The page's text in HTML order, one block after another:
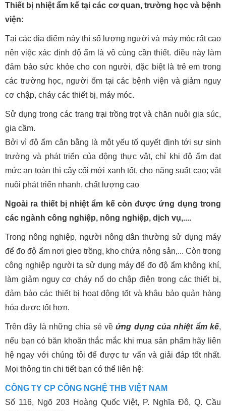
Thiết bị nhiệt ẩm kế tại các cơ quan, trường học và bệnh
viện:
Tại các địa điểm này thì số lượng người và máy móc rất cao
nên việc xác định độ ẩm là vô củng cần thiết. điều này làm
đảm bảo sức khỏe cho con người, đặc biệt là trẻ em trong
các trường học, người ốm tại các bệnh viện và giảm nguy
cơ chập, cháy các thiết bị, máy móc.
Sử dụng trong các trang trại trồng trọt và chăn nuôi gia súc,
gia cầm.
Bởi vì độ ẩm cân bằng là một yếu tố quyết định tới sự sinh
trưởng và phát triển của động thực vật, chỉ khi độ ẩm đạt
mức an toàn thì cây cối mới xanh tốt, cho năng suất cao; vật
nuôi phát triển nhanh, chất lượng cao
Ngoài ra thiết bị nhiệt ẩm kế còn được ứng dụng trong
các ngành công nghiệp, nông nghiệp, dịch vụ,....
Trong nông nghiệp, người nông dân thường sử dụng máy
để đo độ ẩm nơi gieo trồng, kho chứa nông sản,... Còn trong
công nghiệp người ta sử dụng máy để đo độ ẩm không khí,
làm giảm nguy cơ cháy nổ do chập điện trong các thiết bị,
đảm bảo các thiết bị hoạt động tốt và khâu bảo quản hàng
hóa được tốt hơn.
Trên đây là những chia sẻ vềứng dụng của nhiệt ẩm kế,
nếu bạn có băn khoăn thắc mắc khi mua sản phẩm hãy liên
hệ ngay với chúng tôi để được tư vấn và giải đáp tốt nhất.
Mọi thông tin chi tiết bạn có thể liên hệ:
CÔNG TY CP CÔNG NGHỆ THB VIỆT NAM
Số 116, Ngõ 203 Hoàng Quốc Việt, P. Nghĩa Đô, Q. Cầu